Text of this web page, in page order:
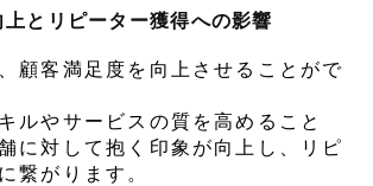
とリピーター獲得への影響
顧客満足度を向上させることがで
ルやサービスの質を高めること
に対して抱く印象が向上し、リピ
繋がります。